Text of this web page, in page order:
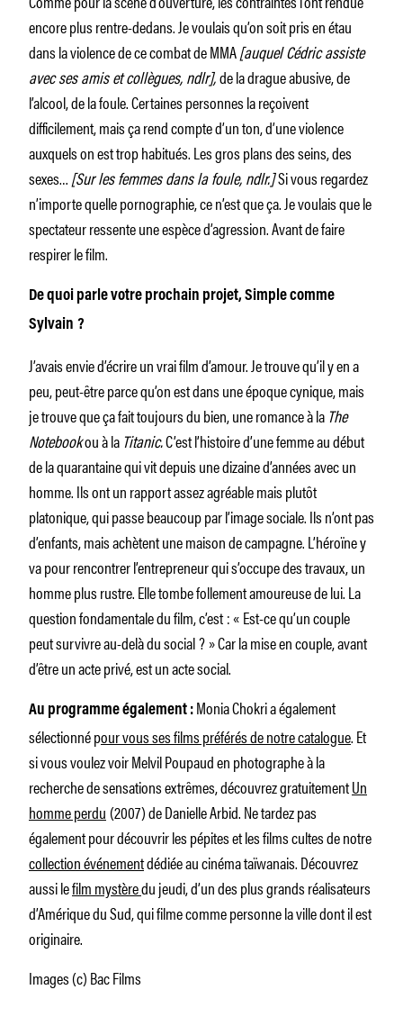
encore plus rentre-dedans. Je voulais qu’on soit pris en étau
dans la violence de ce combat de MMA[auquel Cédric assiste
avec ses amis et collègues, ndlr],de la drague abusive, de
l’alcool, de la foule. Certaines personnes la reçoivent
difficilement, mais ça rend compte d’un ton, d’une violence
auxquels on est trop habitués. Les gros plans des seins, des
sexes…[Sur les femmes dans la foule, ndlr.]Si vous regardez
n’importe quelle pornographie, ce n’est que ça. Je voulais que le
spectateur ressente une espèce d’agression. Avant de faire
respirer le film.
De quoi parle votre prochain projet, Simple comme
Sylvain ?
J’avais envie d’écrire un vrai film d’amour. Je trouve qu’il y en a
peu, peut-être parce qu’on est dans une époque cynique, mais
je trouve que ça fait toujours du bien, une romance à laThe
Notebookou à laTitanic.C’est l’histoire d’une femme au début
de la quarantaine qui vit depuis une dizaine d’années avec un
homme. Ils ont un rapport assez agréable mais plutôt
platonique, qui passe beaucoup par l’image sociale. Ils n’ont pas
d’enfants, mais achètent une maison de campagne. L’héroïne y
va pour rencontrer l’entrepreneur qui s’occupe des travaux, un
homme plus rustre. Elle tombe follement amoureuse de lui. La
question fondamentale du film, c’est : « Est-ce qu’un couple
peut survivre au-delà du social ? » Car la mise en couple, avant
d’être un acte privé, est un acte social.
Au programme également : Monia Chokri a également
sélectionné pour vous ses films préférés de notre catalogue. Et
si vous voulez voir Melvil Poupaud en photographe à la
recherche de sensations extrêmes, découvrez gratuitementUn
homme perdu(2007) de Danielle Arbid. Ne tardez pas
également pour découvrir les pépites et les films cultes de notre
collection événementdédiée au cinéma taïwanais. Découvrez
aussi lefilm mystèredu jeudi, d’un des plus grands réalisateurs
d’Amérique du Sud, qui filme comme personne la ville dont il est
originaire.
Images (c) Bac Films